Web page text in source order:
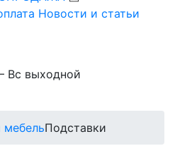
Новости и статьи
Вс выходной
Подставки